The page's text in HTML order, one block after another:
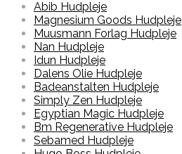
Abib Hudpleje
Magnesium Goods Hudpleje
Muusmann Forlag Hudpleje
Nan Hudpleje
Idun Hudpleje
Dalens Olie Hudpleje
Badeanstalten Hudpleje
Simply Zen Hudpleje
Egyptian Magic Hudpleje
Bm Regenerative Hudpleje
Sebamed Hudpleje